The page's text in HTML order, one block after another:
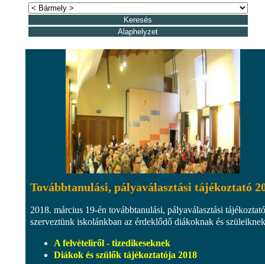
Továbbtanulási, pályaválasztási tájékoztató
2018. március 19-én továbbtanulási, pályaválasztási
szerveztünk iskolánkban az érdeklődő diákoknak és
A felvételiről - tizedikeseknek
Diákok és szülők tájékoztatója 2018